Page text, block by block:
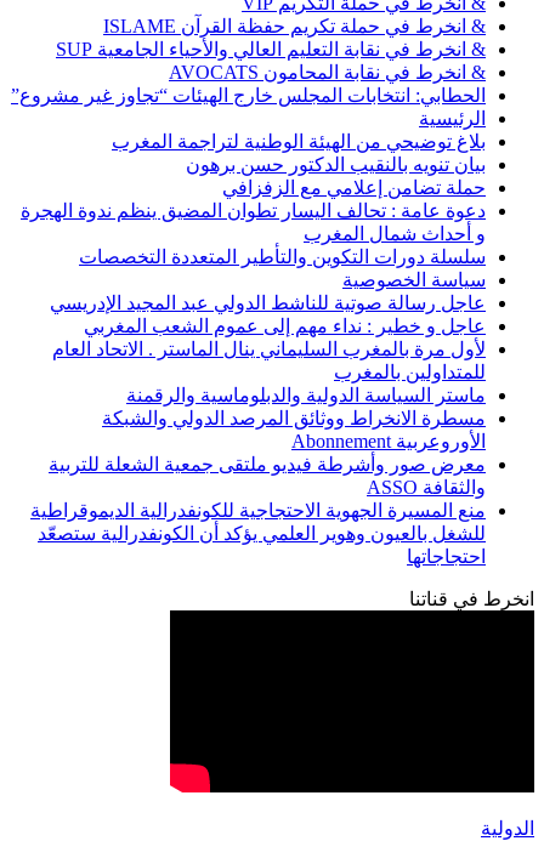
& انخرط في حملة تكريم حفظة القرآن ISLAME
& انخرط في نقابة التعليم العالي والأحياء الجامعية SUP
& انخرط في نقابة المحامون AVOCATS
الحطابي: انتخابات المجلس خارج الهيئات “تجاوز غير مشروع”
الرئيسية
بلاغ توضيحي من الهيئة الوطنية لتراجمة المغرب
بيان تنويه بالنقيب الدكتور حسن برهون
حملة تضامن إعلامي مع الزفزافي
دعوة عامة : تحالف اليسار تطوان المضيق ينظم ندوة الهجرة
و أحداث شمال المغرب
سلسلة دورات التكوين والتأطير المتعددة التخصصات
سياسة الخصوصية
عاجل رسالة صوتية للناشط الدولي عبد المجيد الإدريسي
عاجل و خطير : نداء مهم إلى عموم الشعب المغربي
لأول مرة بالمغرب السليماني ينال الماستر . الاتحاد العام
للمتداولين بالمغرب
ماستر السياسة الدولية والدبلوماسية والرقمنة
مسطرة الانخراط ووثائق المرصد الدولي والشبكة
الأوروعربية Abonnement
معرض صور وأشرطة فيديو ملتقى جمعية الشعلة للتربية
والثقافة ASSO
منع المسيرة الجهوية الاحتجاجية للكونفدرالية الديموقراطية
للشغل بالعيون وهوير العلمي يؤكد أن الكونفدرالية ستصعّد
احتجاجاتها
انخرط في قناتنا
الدولية